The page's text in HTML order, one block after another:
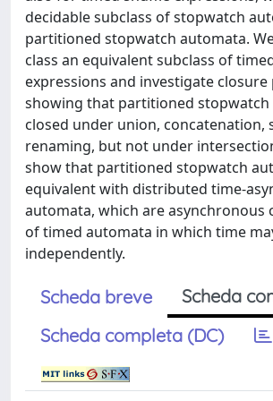
decidable subclass of stopwatch
partitioned stopwatch automata.
class an equivalent subclass of
expressions and investigate
showing that partitioned
closed under union, concatenation,
renaming, but not under
show that partitioned stopwatch
equivalent with distributed time-
automata, which are asynchronous
of timed automata in which time
independently.
Scheda breve
Scheda
Scheda completa (DC)